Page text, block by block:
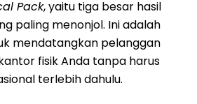
Pack, yaitu tiga besar hasil
paling menonjol. Ini adalah
mendatangkan pelanggan
fisik Anda tanpa harus
terlebih dahulu.